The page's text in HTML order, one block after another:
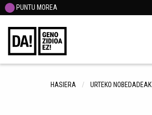
PUNTU MOREA
HASIERA URTEKO NOBEDADEAK